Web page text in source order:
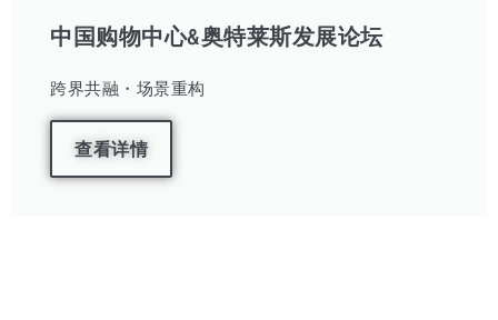
中国购物中心&奥特莱斯发展论坛
跨界共融・场景重构
查看详情